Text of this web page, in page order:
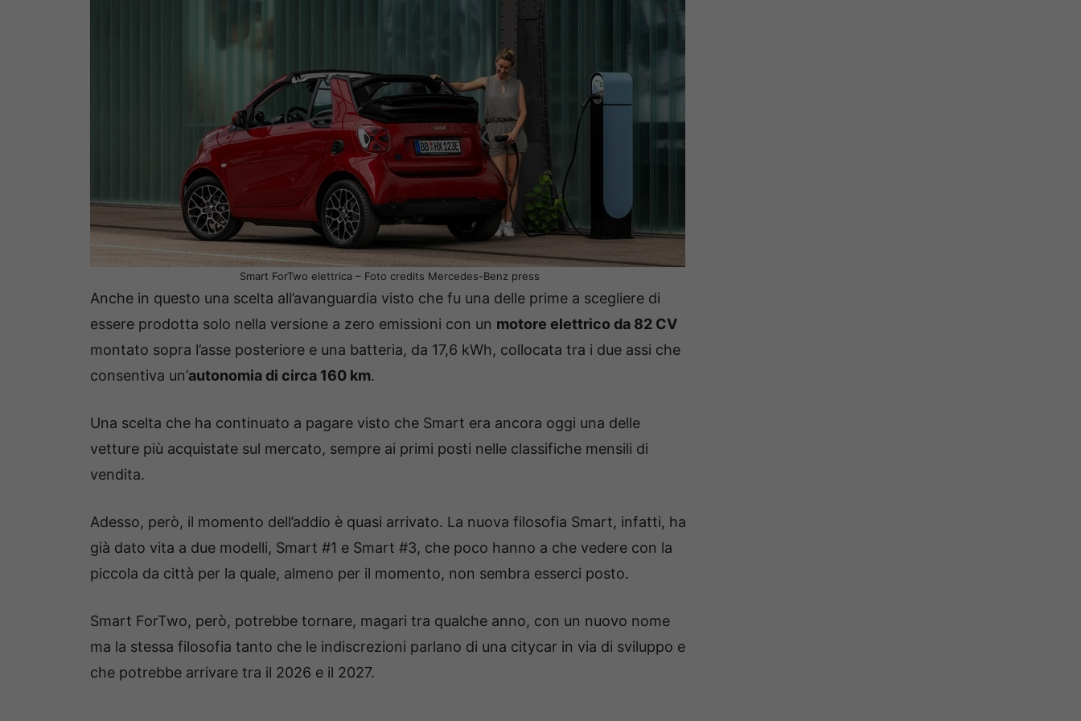
Smart ForTwo elettrica – Foto credits Mercedes-Benz press
Anche in questo una scelta all’avanguardia visto che fu una delle prime a scegliere di
essere prodotta solo nella versione a zero emissioni con un motore elettrico da 82 CV
montato sopra l’asse posteriore e una batteria, da 17,6 kWh, collocata tra i due assi che
consentiva un’autonomia di circa 160 km.
Una scelta che ha continuato a pagare visto che Smart era ancora oggi una delle
vetture più acquistate sul mercato, sempre ai primi posti nelle classifiche mensili di
vendita.
Adesso, però, il momento dell’addio è quasi arrivato. La nuova filosofia Smart, infatti, ha
già dato vita a due modelli, Smart #1 e Smart #3, che poco hanno a che vedere con la
piccola da città per la quale, almeno per il momento, non sembra esserci posto.
Smart ForTwo, però, potrebbe tornare, magari tra qualche anno, con un nuovo nome
ma la stessa filosofia tanto che le indiscrezioni parlano di una citycar in via di sviluppo e
che potrebbe arrivare tra il 2026 e il 2027.